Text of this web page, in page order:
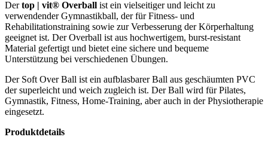
Dertop | vit® Overball ist ein vielseitiger und leicht zu
verwendender Gymnastikball, der für Fitness- und
Rehabilitationstraining sowie zur Verbesserung der Körperhaltung
geeignet ist. Der Overball ist aus hochwertigem, burst-resistant
Material gefertigt und bietet eine sichere und bequeme
Unterstützung bei verschiedenen Übungen.
Der Soft Over Ball ist ein aufblasbarer Ball aus geschäumten PVC
der superleicht und weich zugleich ist. Der Ball wird für Pilates,
Gymnastik, Fitness, Home-Training, aber auch in der Physiotherapie
eingesetzt.
Produktdetails